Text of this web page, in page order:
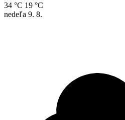
34 °C 19 °C
nedeľa 9. 8.